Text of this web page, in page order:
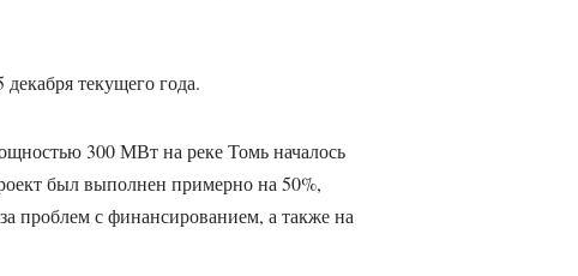
текущего года.
300 МВт на реке Томь началось
был выполнен примерно на 50%,
проблем с финансированием, а также на